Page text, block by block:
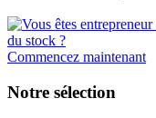
Commencez maintenant
Notre sélection